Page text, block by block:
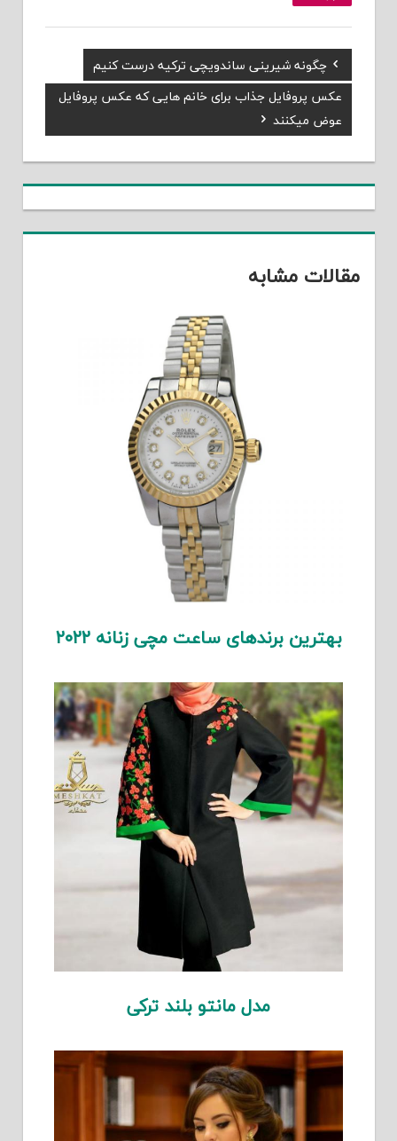
راهبری
نوشته
Previous
Post:
چگونه شیرینی ساندویچی ترکیه درست کنیم
Next
Post:
عکس پروفایل جذاب برای خانم هایی که عکس پروفایل
عوض میکنند
مقالات مشابه
بهترین برندهای ساعت مچی زنانه ۲۰۲۲
مدل مانتو بلند ترکی